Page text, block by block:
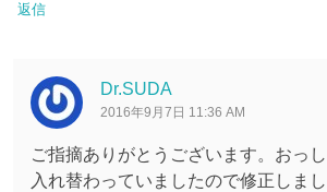
返信
Dr.SUDA
2016年9月7日 11:36 AM
ご指摘ありがとうございます。おっ
入れ替わっていましたので修正しまし